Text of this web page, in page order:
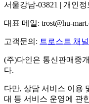
서울강남-03821 | 개인
대표 메일: trost@hu-
고객문의: 트로스트 채
(주)다인은 통신판매중
다.
다만, 상담 서비스 이용
대 등 서비스 운영에 관